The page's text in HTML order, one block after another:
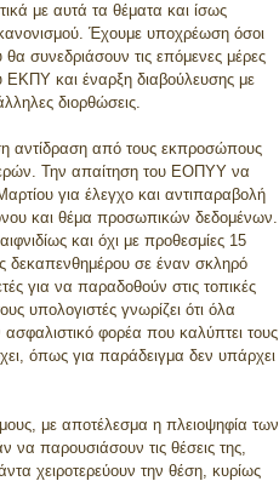
με αυτά τα θέματα και ίσως
Έχουμε υποχρέωση όσοι
συνεδριάσουν τις επόμενες μέρες
ΕΚΠΥ και έναρξη διαβούλευσης με
διορθώσεις.
αντίδραση από τους εκπροσώπους
Την απαίτηση του ΕΟΠΥΥ να
για έλεγχο και αντιπαραβολή
και θέμα προσωπικών δεδομένων.
και όχι με προθεσμίες 15
δεκαπενθημέρου σε έναν σκληρό
για να παραδοθούν στις τοπικές
υπολογιστές γνωρίζει ότι όλα
φορέα που καλύπτει τους
όπως για παράδειγμα δεν υπάρχει
με αποτέλεσμα η πλειοψηφία των
να παρουσιάσουν τις θέσεις της,
χειροτερεύουν την θέση, κυρίως